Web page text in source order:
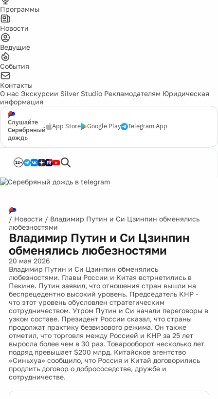
Программы
Новости
Ведущие
События
Контакты
О нас Экскурсии Silver Studio Рекламодателям Юридическая
информация
Слушайте
Серебряный
дождь
App Store Google Play Telegram App
12+
/ Новости / Владимир Путин и Си Цзинпин обменялись
любезностями
Владимир Путин и Си Цзинпин
обменялись любезностями
20 мая 2026
Владимир Путин и Си Цзинпин обменялись
любезностями. Главы России и Китая встрнетились в
Пекине. Путин заявил, что отношения стран вышли на
беспрецедентно высокий уровень. Председатель КНР -
что этот уровень обусловлен стратегическим
сотрудничеством. Утром Путин и Си начали переговоры в
узком составе. Президент России сказал, что страны
продолжат практику безвизового режима. Он также
отметил, что торговля между Россией и КНР за 25 лет
выросла более чем в 30 раз. Товарооборот несколько лет
подряд превышает $200 млрд. Китайское агентство
«Синьхуа» сообщило, что Россия и Китай договорились
продлить договор о добрососедстве, дружбе и
сотрудничестве.